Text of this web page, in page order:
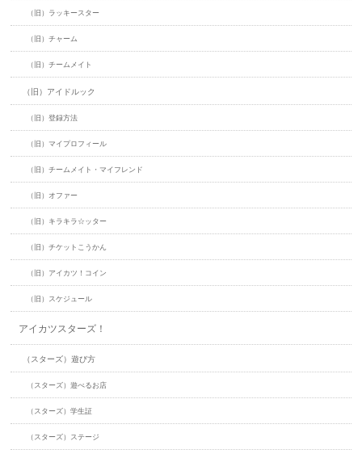
（旧）ラッキースター
（旧）チャーム
（旧）チームメイト
（旧）アイドルック
（旧）登録方法
（旧）マイプロフィール
（旧）チームメイト・マイフレンド
（旧）オファー
（旧）キラキラ☆ッター
（旧）チケットこうかん
（旧）アイカツ！コイン
（旧）スケジュール
アイカツスターズ！
（スターズ）遊び方
（スターズ）遊べるお店
（スターズ）学生証
（スターズ）ステージ